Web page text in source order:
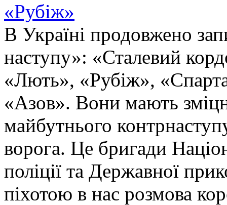
«Рубіж»
В Україні продовжено
наступу»: «Сталевий
«Лють», «Рубіж»,
«Азов». Вони мають
майбутнього
ворога. Це бригади
поліції та Державної
піхотою в нас розмова